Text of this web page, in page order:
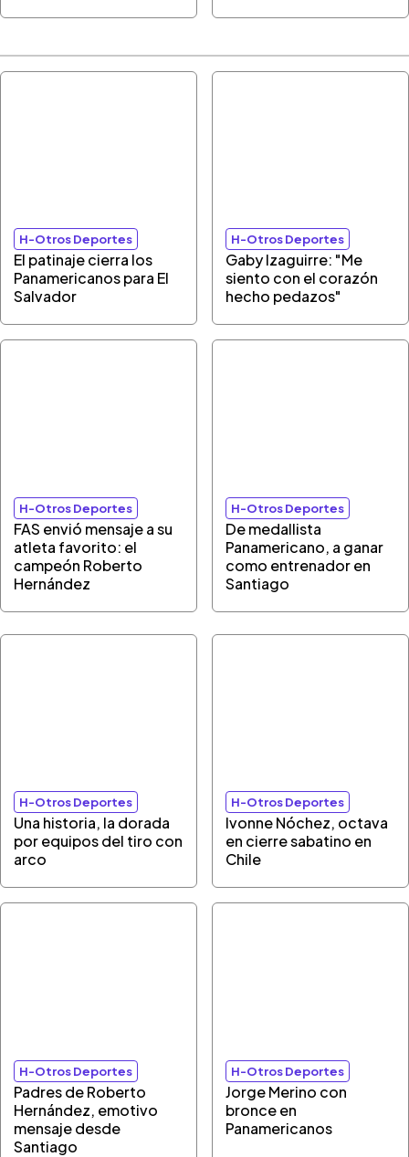
H-Otros Deportes
El patinaje cierra los
Panamericanos para El
Salvador
H-Otros Deportes
Gaby Izaguirre: "Me
siento con el corazón
hecho pedazos"
H-Otros Deportes
FAS envió mensaje a su
atleta favorito: el
campeón Roberto
Hernández
H-Otros Deportes
De medallista
Panamericano, a ganar
como entrenador en
Santiago
H-Otros Deportes
Una historia, la dorada
por equipos del tiro con
arco
H-Otros Deportes
Ivonne Nóchez, octava
en cierre sabatino en
Chile
H-Otros Deportes
Padres de Roberto
Hernández, emotivo
mensaje desde
Santiago
H-Otros Deportes
Jorge Merino con
bronce en
Panamericanos